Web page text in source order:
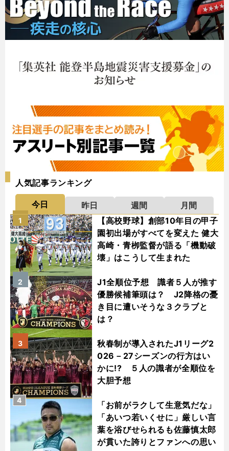
人気記事ランキング
今日 昨日 週間
月間
【高校野球】創部10年目の甲子
園初出場がすべてを変えた 健大
高崎・青栁監督が語る「機動破
壊」はこうして生まれた
1
J1全順位予想 識者５人が推す
優勝候補筆頭は？ J2降格の憂
き目に遭いそうな３クラブと
は？
2
秋春制が導入されたJ1リーグ2
026－27シーズンの行方はい
かに!? ５人の識者が全順位を
大胆予想
3
「お前がラクして生意気だな」
「あいつ若いくせに」厳しい言
葉を浴びせられるも佐藤慎太郎
が貫いた誇りとファンへの思い
4